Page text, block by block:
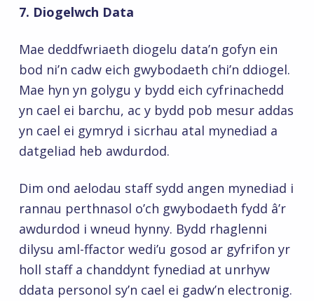
7. Diogelwch Data
Mae deddfwriaeth diogelu data’n gofyn ein
bod ni’n cadw eich gwybodaeth chi’n ddiogel.
Mae hyn yn golygu y bydd eich cyfrinachedd
yn cael ei barchu, ac y bydd pob mesur addas
yn cael ei gymryd i sicrhau atal mynediad a
datgeliad heb awdurdod.
Dim ond aelodau staff sydd angen mynediad i
rannau perthnasol o’ch gwybodaeth fydd â’r
awdurdod i wneud hynny. Bydd rhaglenni
dilysu aml-ffactor wedi’u gosod ar gyfrifon yr
holl staff a chanddynt fynediad at unrhyw
ddata personol sy’n cael ei gadw’n electronig.